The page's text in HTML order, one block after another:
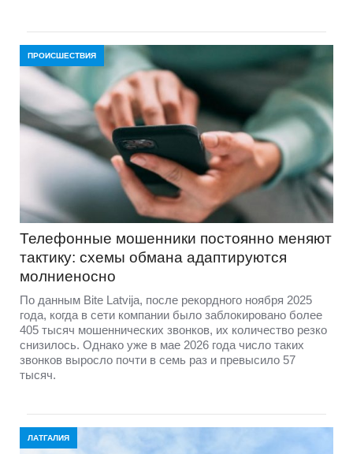
ПРОИСШЕСТВИЯ
Телефонные мошенники постоянно меняют
тактику: схемы обмана адаптируются
молниеносно
По данным Bite Latvija, после рекордного ноября 2025
года, когда в сети компании было заблокировано более
405 тысяч мошеннических звонков, их количество резко
снизилось. Однако уже в мае 2026 года число таких
звонков выросло почти в семь раз и превысило 57
тысяч.
ЛАТГАЛИЯ